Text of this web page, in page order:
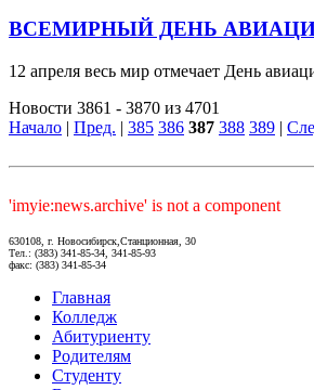
ВСЕМИРНЫЙ ДЕНЬ
12 апреля весь мир отмечает День
Новости 3861 - 3870 из 4701
Начало | Пред. | 385 386 387 388 389 |
'imyie:news.archive' is not a component
630108, г. Новосибирск,Станционная, 30
Тел.: (383) 341-85-34, 341-85-93
факс: (383) 341-85-34
Главная
Колледж
Абитуриенту
Родителям
Студенту